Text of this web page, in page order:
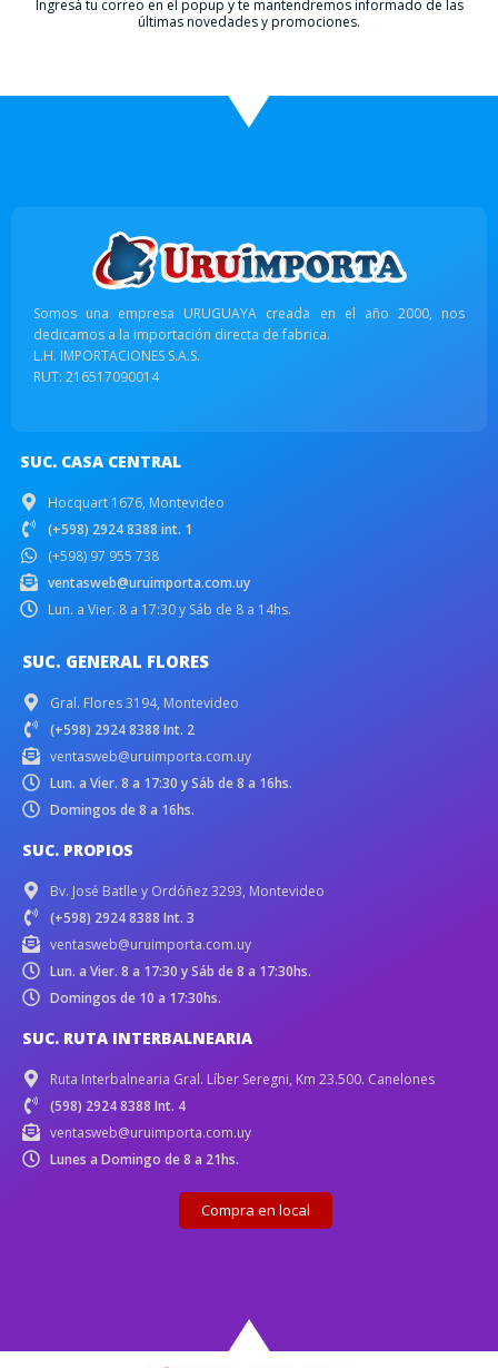
Ingresá tu correo en el popup y te mantendremos informado de las
últimas novedades y promociones.
Somos una empresa URUGUAYA creada en el año 2000, nos
dedicamos a la importación directa de fabrica.
L.H. IMPORTACIONES S.A.S.
RUT: 216517090014
SUC. CASA CENTRAL
Hocquart 1676, Montevideo
(+598) 2924 8388 int. 1
(+598) 97 955 738
ventasweb@uruimporta.com.uy
Lun. a Vier. 8 a 17:30 y Sáb de 8 a 14hs.
SUC. GENERAL FLORES
Gral. Flores 3194, Montevideo
(+598) 2924 8388 Int. 2
ventasweb@uruimporta.com.uy
Lun. a Vier. 8 a 17:30 y Sáb de 8 a 16hs.
Domingos de 8 a 16hs.
SUC. PROPIOS
Bv. José Batlle y Ordóñez 3293, Montevideo
(+598) 2924 8388 Int. 3
ventasweb@uruimporta.com.uy
Lun. a Vier. 8 a 17:30 y Sáb de 8 a 17:30hs.
Domingos de 10 a 17:30hs.
SUC. RUTA INTERBALNEARIA
Ruta Interbalnearia Gral. Líber Seregni, Km 23.500. Canelones
(598) 2924 8388 Int. 4
ventasweb@uruimporta.com.uy
Lunes a Domingo de 8 a 21hs.
Compra en local